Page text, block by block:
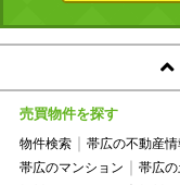
売買物件を探す
物件検索 帯広の不動産情
帯広のマンション
帯広